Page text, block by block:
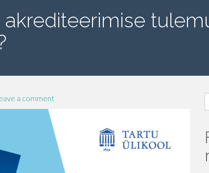
a comment